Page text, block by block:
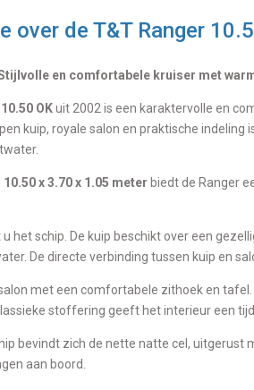
over de T&T Ranger
Stijlvolle en comfortabele kruiser met
OKuit 2002 is een karaktervolle en
kuip, royale salon en praktische
10.50 x 3.70 x 1.05 meter biedt de Ranger
het schip. De kuip beschikt over een
De directe verbinding tussen kuip en
met een comfortabele zithoek en
stoffering geeft het interieur een
bevindt zich de nette natte cel,
aan boord.